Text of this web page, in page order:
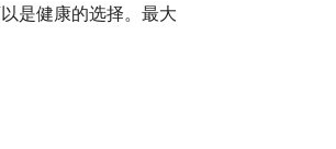
是健康的选择。最大